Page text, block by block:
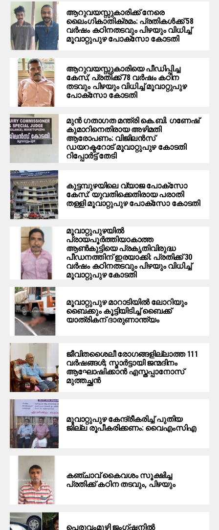
ആറുവയസ്സുകാരിക്ക് നേരെ
ലൈംഗികാതിക്രമം: പ്രതികള്‍ക്ക് 58
വര്‍ഷം കഠിനതടവും പിഴയും വിധിച്ച്
മൂവാറ്റുപുഴ പോക്സോ കോടതി
ആറുവയസ്സുകാരിയെ പീഡിപ്പിച്ച
കേസ്; പ്രതിക്ക് 78 വര്‍ഷം കഠിന
തടവും പിഴയും വിധിച്ച് മൂവാറ്റുപുഴ
പോക്‌സോ കോടതി
മുന്‍ ഗതാഗത മന്ത്രി കെ.ബി. ഗണേഷ്
കുമാറിനെതിരായ അഴിമതി
ആരോപണം: വിജിലന്‍സ്
ഡയറക്ടറോട് മൂവാറ്റുപുഴ കോടതി
റിപ്പോര്‍ട്ട് തേടി
കുട്ടമ്പുഴയിലെ വ്യാജ പോക്‌സോ
കേസ്: യുവതിക്കെതിരായ പരാതി
തള്ളി മൂവാറ്റുപുഴ പോക്‌സോ കോടതി
മൂവാറ്റുപുഴയില്‍
പ്രായപൂര്‍ത്തിയാകാത്ത
ആണ്‍കുട്ടിയെ പ്രകൃതിവിരുദ്ധ
പീഡനത്തിന് ഇരയാക്കി: പ്രതിക്ക് 30
വര്‍ഷം കഠിനതടവും പിഴയും വിധിച്ച്
മൂവാറ്റുപുഴ കോടതി
മൂവാറ്റുപുഴ മാറാടിയില്‍ ലോറിയും
ബൈക്കും കൂട്ടിയിടിച്ച് ബൈക്ക്
യാത്രികന് ദാരുണാന്ത്യം
ജീവിതശൈലീ രോഗങ്ങളില്ലാത്ത 111
വർഷങ്ങൾ; സ്മാർട്ടായി ജന്മദിനം
ആഘോഷിക്കാൻ എസ്തപ്പാനോസ്
മുത്തച്ഛൻ
മൂവാറ്റുപുഴ കേന്ദ്രീകരിച്ച് പുതിയ
ജില്ല രൂപീകരിക്കണം: വൈഎംസിഎ
കഞ്ചാവ് കൈവശം സൂക്ഷിച്ച
പ്രതിക്ക് കഠിന തടവും, പിഴയും
പെരുവംമൂഴി ജംഗ്ഷനില്‍